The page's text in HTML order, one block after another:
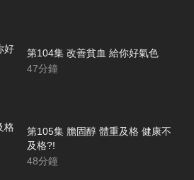
第104集 改善貧血 給你好氣色
47分鐘
第105集 膽固醇 體重及格 健康不
及格?!
48分鐘